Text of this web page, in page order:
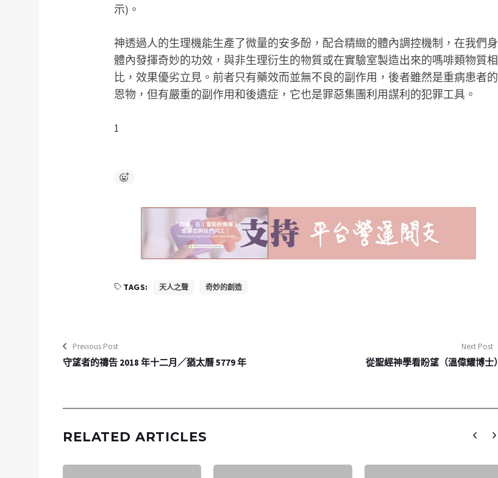
示)。
神透過人的生理機能生產了微量的安多酚，配合精緻的體內調控機制，在我們身
體內發揮奇妙的功效，與非生理衍生的物質或在實驗室製造出來的嗎啡類物質相
比，效果優劣立見。前者只有藥效而並無不良的副作用，後者雖然是重病患者的
恩物，但有嚴重的副作用和後遺症，它也是罪惡集團利用謀利的犯罪工具。
1
TAGS: 天人之聲 奇妙的創造
Previous Post
守望者的禱告 2018 年十二月／猶太曆 5779 年
Next Post
從聖經神學看盼望（溫偉耀博士）
RELATED ARTICLES